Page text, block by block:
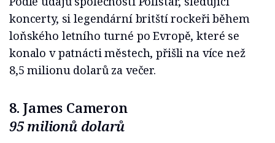
koncerty, si legendární britští rockeři během
loňského letního turné po Evropě, které se
konalo v patnácti městech, přišli na více než
8,5 milionu dolarů za večer.
8. James Cameron
95 milionů dolarů